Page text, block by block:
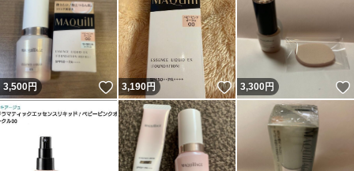
3,500円 いいね！
3,190円 いいね！
3,300円